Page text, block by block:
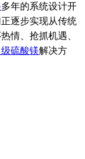
多年的系统设计开
逐步实现从传统
情、抢抓机遇、
硫酸镁解决方